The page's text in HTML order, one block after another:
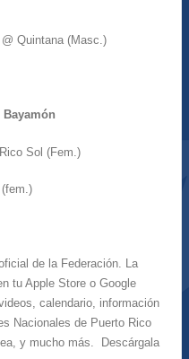
Quintana (Masc.)
Sol (Fem.)
de la Federación. La
tu Apple Store o Google
calendario, información
Nacionales de Puerto Rico
y mucho más. Descárgala